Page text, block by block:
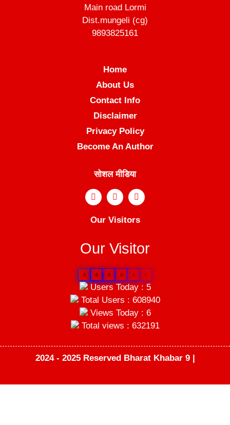
Main road Lormi
Dist.mungeli (cg)
9893825161
Home
About Us
Contact Info
Disclaimer
Privacy Policy
Become An Author
सोशल मीडिया
Our Visitors
Our Visitor
6 0 8 9 4 0
Users Today : 5
Total Users : 608940
Views Today : 6
Total views : 632191
2024 - 2025 Reserved Bharat Khabar 9 |